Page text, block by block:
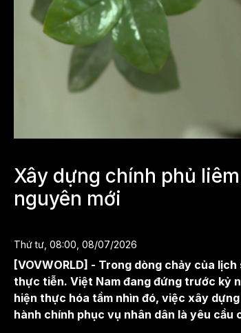
Xây dựng chính phủ
nguyên mới
Thứ tư, 08:00, 08/07/2026
[VOVWORLD] - Trong dòng chảy của
thực tiễn. Việt Nam đang đứng trước kỷ
hiện thực hóa tầm nhìn đó, việc xây
hành chính phục vụ nhân dân là yêu cầu